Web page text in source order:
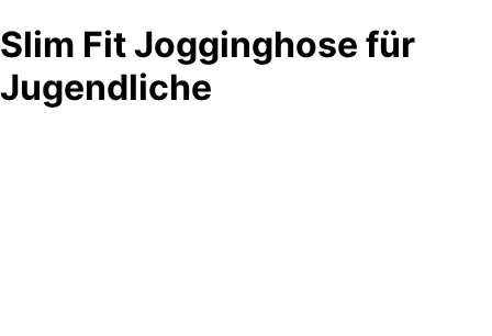
Slim Fit Jogginghose für
Jugendliche